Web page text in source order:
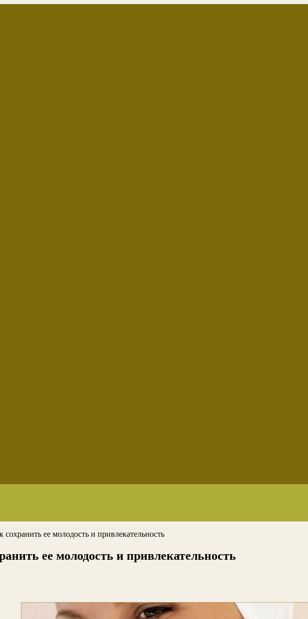
сохранить ее молодость и привлекательность
ее молодость и привлекательность